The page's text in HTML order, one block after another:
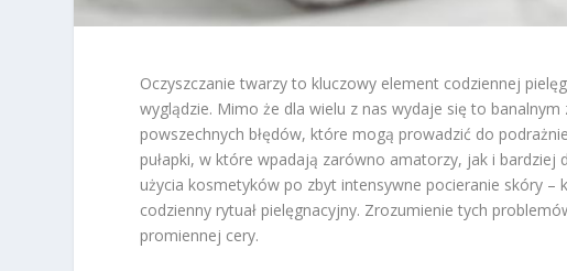
Oczyszczanie twarzy to kluczowy element codziennej
wyglądzie. Mimo że dla wielu z nas wydaje się to
powszechnych błędów, które mogą prowadzić do
pułapki, w które wpadają zarówno amatorzy, jak i bardziej
użycia kosmetyków po zbyt intensywne pocieranie skóry –
codzienny rytuał pielęgnacyjny. Zrozumienie tych
promiennej cery.